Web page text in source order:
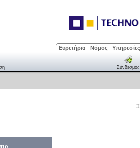
Ευρετήρια Νόμος Υπηρεσίες
Σύνδεσμος